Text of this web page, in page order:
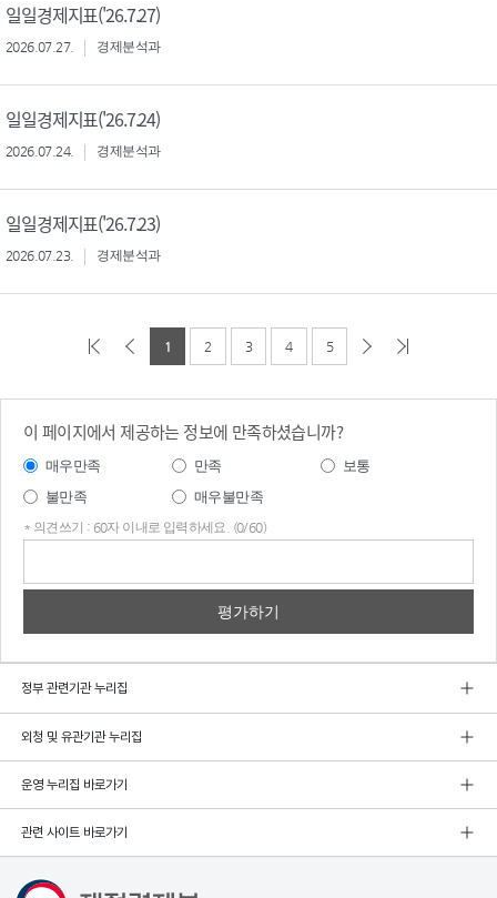
일일경제지표('26.7.27)
2026.07.27. 경제분석과
일일경제지표('26.7.24)
2026.07.24. 경제분석과
일일경제지표('26.7.23)
2026.07.23. 경제분석과
1 2 3 4 5
이 페이지에서 제공하는 정보에 만족하셨습니까?
매우만족 만족
보통
불만족
매우불만족
* 의견쓰기 : 60자 이내로 입력하세요. (0/60)
정부 관련기관 누리집
외청 및 유관기관 누리집
운영 누리집 바로가기
관련 사이트 바로가기